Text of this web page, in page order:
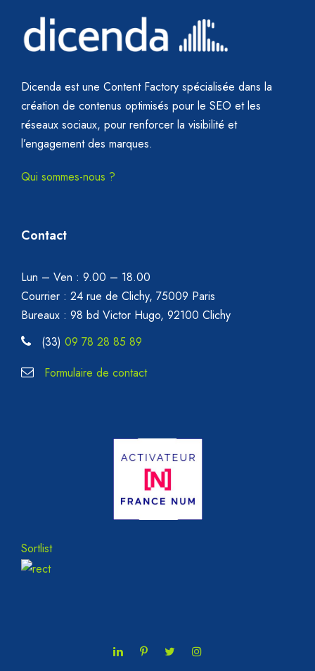
Dicenda est une Content Factory spécialisée dans la
création de contenus optimisés pour le SEO et les
réseaux sociaux, pour renforcer la visibilité et
l’engagement des marques.
Qui sommes-nous ?
Contact
Lun – Ven : 9.00 – 18.00
Courrier : 24 rue de Clichy, 75009 Paris
Bureaux : 98 bd Victor Hugo, 92100 Clichy
(33) 09 78 28 85 89
Formulaire de contact
Sortlist